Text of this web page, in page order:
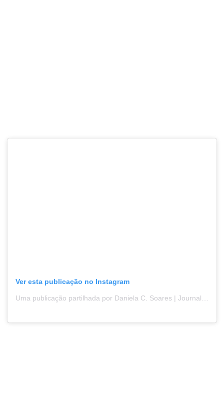
Ver esta publicação no Instagram